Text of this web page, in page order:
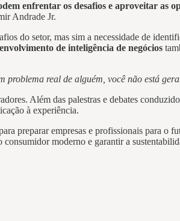
enfrentar os desafios e aproveitar as
Andrade Jr.
do setor, mas sim a necessidade de
de inteligência de negócios
problema real de alguém, você não está
Além das palestras e debates
à experiência.
preparar empresas e profissionais para o
consumidor moderno e garantir a